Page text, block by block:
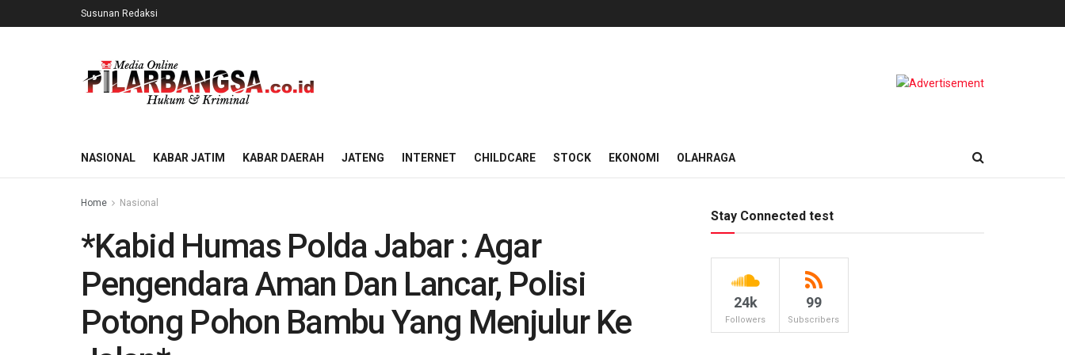
Susunan Redaksi
NASIONAL KABAR JATIM KABAR DAERAH JATENG INTERNET CHILDCARE STOCK EKONOMI OLAHRAGA
Home Nasional
*Kabid Humas Polda Jabar : Agar
Pengendara Aman Dan Lancar, Polisi
Potong Pohon Bambu Yang Menjulur Ke
Stay Connected test
24k
Followers
99
Subscribers